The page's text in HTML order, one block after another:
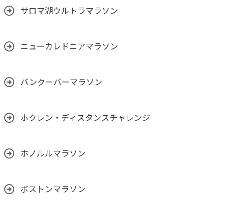
サロマ湖ウルトラマラソン
ニューカレドニアマラソン
バンクーバーマラソン
ホクレン・ディスタンスチャレンジ
ホノルルマラソン
ボストンマラソン